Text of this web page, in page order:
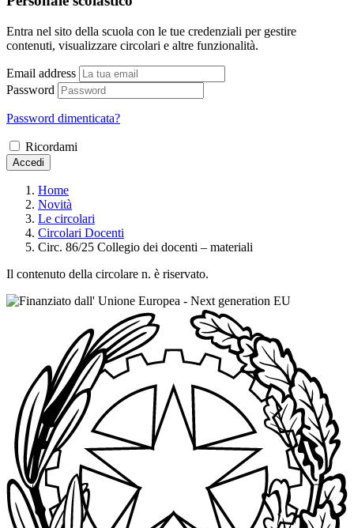
Entra nel sito della scuola con le tue credenziali per gestire
contenuti, visualizzare circolari e altre funzionalità.
Email address
Password
Password dimenticata?
Ricordami
Accedi
Home
Novità
Le circolari
Circolari Docenti
Circ. 86/25 Collegio dei docenti – materiali
Il contenuto della circolare n. è riservato.